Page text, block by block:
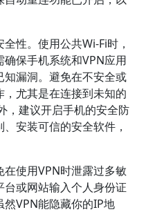
性。使用公共Wi-Fi时，
保手机系统和VPN应用
漏洞。避免在不安全或
尤其是在连接到未知的
，建议开启手机的安全防
安装可信的安全软件，
使用VPN时泄露过多敏
或网站输入个人身份证
VPN能隐藏你的IP地